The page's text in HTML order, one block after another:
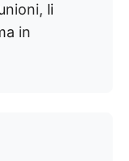
li
in